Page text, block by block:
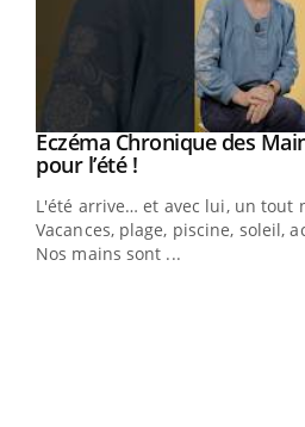
Youtube
Eczéma Chronique des
pour l’été !Youtube
L'été arrive… et avec lui, un tout
Vacances, plage, piscine, soleil,
Nos mains sont ...